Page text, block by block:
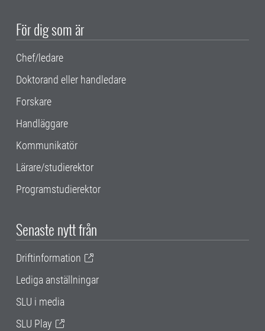
För dig som är
Chef/ledare
Doktorand eller handledare
Forskare
Handläggare
Kommunikatör
Lärare/studierektor
Programstudierektor
Senaste nytt från
Driftinformation
Lediga anställningar
SLU i media
SLU Play